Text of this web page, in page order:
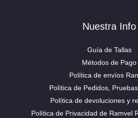
Nuestra Info
Guía de Tallas
Métodos de Pago
Política de envíos
Política de Pedidos,
Política de devoluciones y
Política de Privacidad de Ramvel